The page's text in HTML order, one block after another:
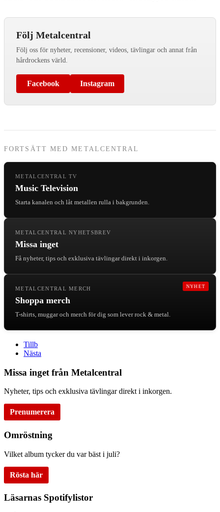
Följ Metalcentral
Följ oss för nyheter, recensioner, videos, tävlingar och annat från
hårdrockens värld.
Facebook Instagram
FORTSÄTT MED METALCENTRAL
METALCENTRAL TV
Music Television
Starta kanalen och låt metallen rulla i bakgrunden.
METALCENTRAL NYHETSBREV
Missa inget
Få nyheter, tips och exklusiva tävlingar direkt i inkorgen.
NYHET
METALCENTRAL MERCH
Shoppa merch
T-shirts, muggar och merch för dig som lever rock & metal.
Tillb
Nästa
Missa inget från Metalcentral
Nyheter, tips och exklusiva tävlingar direkt i inkorgen.
Prenumerera
Omröstning
Vilket album tycker du var bäst i juli?
Rösta här
Läsarnas Spotifylistor